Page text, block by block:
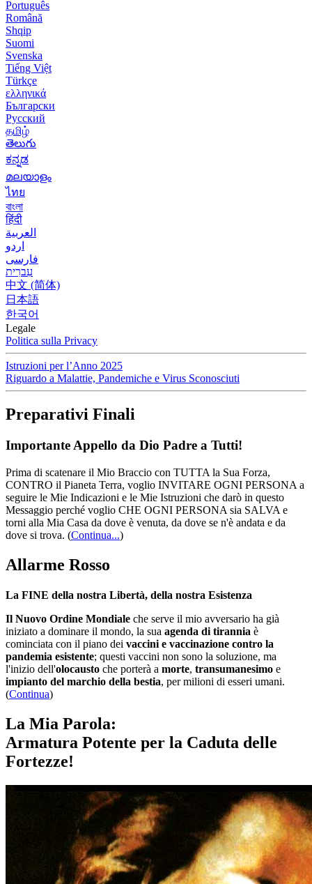
Português
Română
Shqip
Suomi
Svenska
Tiếng Việt
Türkçe
ελληνικά
Български
Русский
தமிழ்
తెలుగు
ಕನ್ನಡ
മലയാളം
ไทย
বাংলা
हिंदी
العربية
اردو
فارسی
עִברִית
中文 (简体)
日本語
한국어
Legale
Politica sulla Privacy
Istruzioni per l’Anno 2025
Riguardo a Malattie, Pandemiche e Virus Sconosciuti
Preparativi Finali
Importante Appello da Dio Padre a Tutti!
Prima di scatenare il Mio Braccio con TUTTA la Sua Forza,
CONTRO il Pianeta Terra, voglio INVITARE OGNI PERSONA a
seguire le Mie Indicazioni e le Mie Istruzioni che darò in questo
Messaggio perché voglio CHE OGNI PERSONA sia SALVA e
torni alla Mia Casa da dove è venuta, da dove se n'è andata e da
dove si trova. (Continua...)
Allarme Rosso
La FINE della nostra Libertà, della nostra Esistenza
Il Nuovo Ordine Mondiale che serve il mio avversario ha già
iniziato a dominare il mondo, la sua agenda di tirannia è
cominciata con il piano dei vaccini e vaccinazione contro la
pandemia esistente; questi vaccini non sono la soluzione, ma
l'inizio dell'olocausto che porterà a morte, transumanesimo e
impianto del marchio della bestia, per milioni di esseri umani.
(Continua)
La Mia Parola:
Armatura Potente per la Caduta delle
Fortezze!